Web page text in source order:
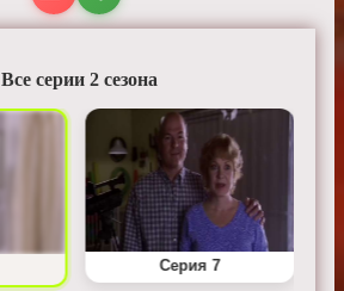
Все серии 2 сезона
Серия 7